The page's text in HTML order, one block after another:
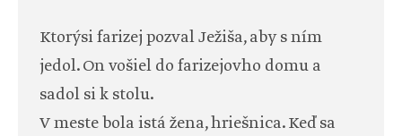
Ktorýsi farizej pozval Ježiša, aby s ním
jedol. On vošiel do farizejovho domu a
sadol si k stolu.
V meste bola istá žena, hriešnica. Keď sa